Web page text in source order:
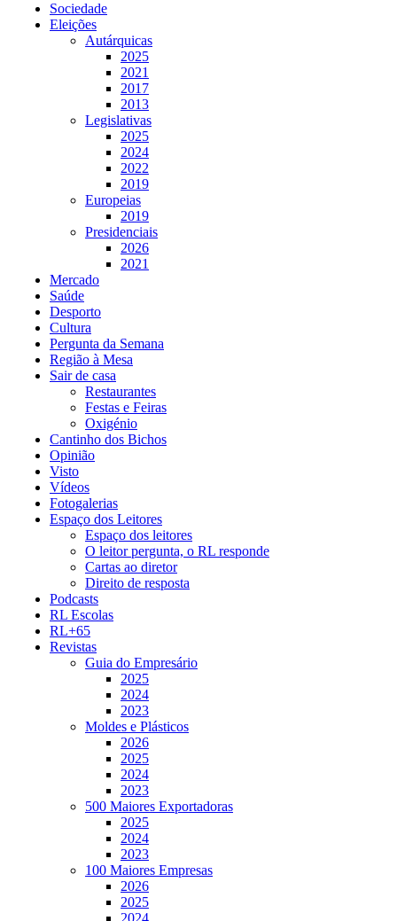
Sociedade
Eleições
Autárquicas
2025
2021
2017
2013
Legislativas
2025
2024
2022
2019
Europeias
2019
Presidenciais
2026
2021
Mercado
Saúde
Desporto
Cultura
Pergunta da Semana
Região à Mesa
Sair de casa
Restaurantes
Festas e Feiras
Oxigénio
Cantinho dos Bichos
Opinião
Visto
Vídeos
Fotogalerias
Espaço dos Leitores
Espaço dos leitores
O leitor pergunta, o RL responde
Cartas ao diretor
Direito de resposta
Podcasts
RL Escolas
RL+65
Revistas
Guia do Empresário
2025
2024
2023
Moldes e Plásticos
2026
2025
2024
2023
500 Maiores Exportadoras
2025
2024
2023
100 Maiores Empresas
2026
2025
2024